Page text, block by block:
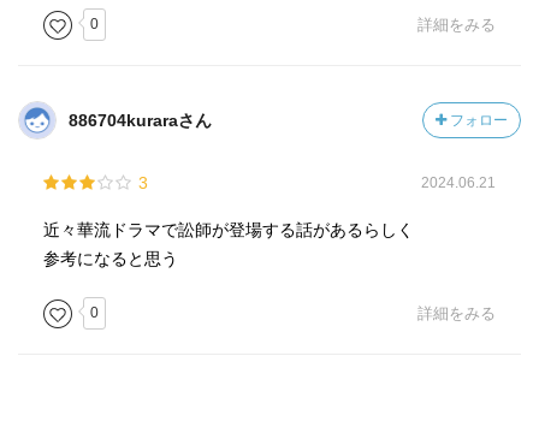
0 詳細をみる
886704kuraraさん フォロー
3 2024.06.21
近々華流ドラマで訟師が登場する話があるらしく
参考になると思う
0 詳細をみる